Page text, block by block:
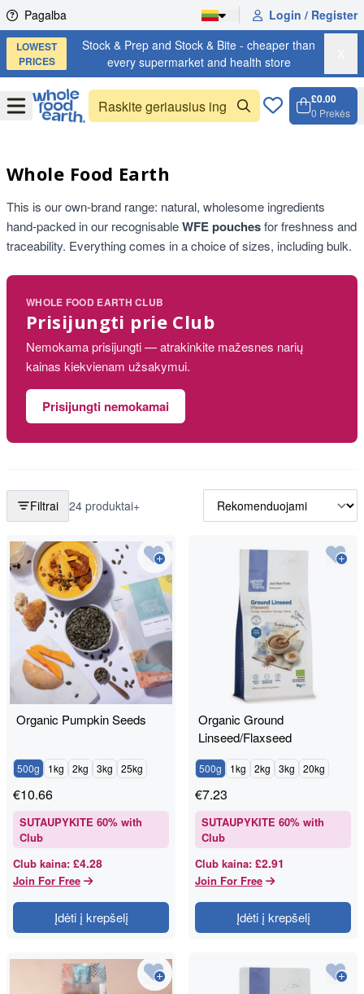
Skip to content
Pagalba Login / Register
LOWEST
PRICES
Stock & Prep and Stock & Bite - cheaper than
every supermarket and health store
OpenMenu
£0.00
0 Prekės
Whole Food Earth
This is our own-brand range: natural, wholesome ingredients
hand-packed in our recognisableWFE pouchesfor freshness and
traceability. Everything comes in a choice of sizes, including bulk.
WHOLE FOOD EARTH CLUB
Prisijungti prie Club
Nemokama prisijungti — atrakinkite mažesnes narių
kainas kiekvienam užsakymui.
Prisijungti nemokamai
Filtrai 24 produktai+
Organic Pumpkin Seeds
500g 1kg 2kg 3kg 25kg
€10.66
SUTAUPYKITE 60% with
Club
Club kaina: £4.28
Join For Free
Įdėti į krepšelį
Organic Ground
Linseed/Flaxseed
500g 1kg 2kg 3kg 20kg
€7.23
SUTAUPYKITE 60% with
Club
Club kaina: £2.91
Join For Free
Įdėti į krepšelį